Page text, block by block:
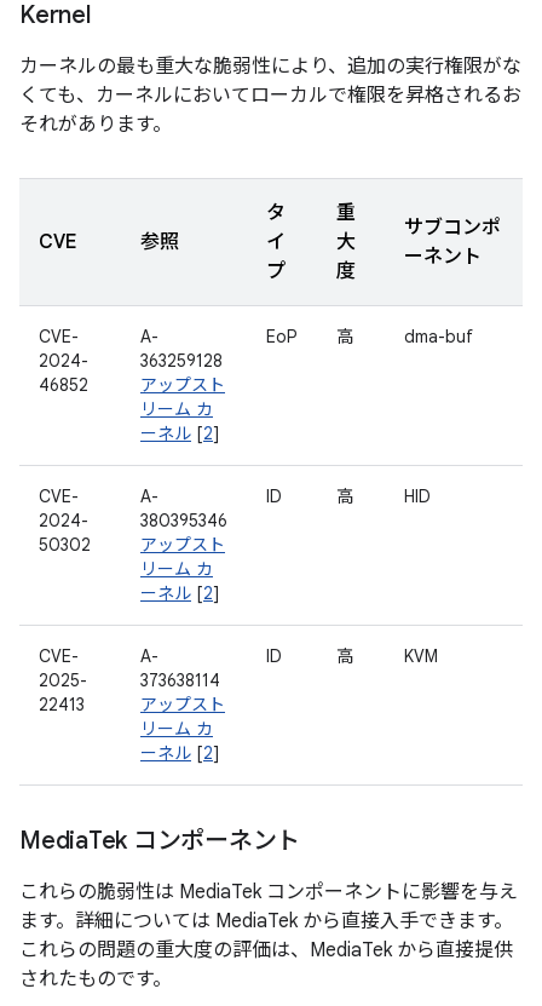
Kernel
カーネルの最も重大な脆弱性により、追加の実行権限がな
くても、カーネルにおいてローカルで権限を昇格されるお
それがあります。
CVE 参照
タ
イ
プ
重
大
度
サブコンポ
ーネント
CVE-
2024-
46852
A-
363259128
アップスト
リーム カ
ーネル [2]
EoP 高 dma-buf
CVE-
2024-
50302
A-
380395346
アップスト
リーム カ
ーネル [2]
ID 高 HID
CVE-
2025-
22413
A-
373638114
アップスト
リーム カ
ーネル [2]
ID 高 KVM
MediaTek コンポーネント
これらの脆弱性は MediaTek コンポーネントに影響を与え
ます。詳細については MediaTek から直接入手できます。
これらの問題の重大度の評価は、MediaTek から直接提供
されたものです。